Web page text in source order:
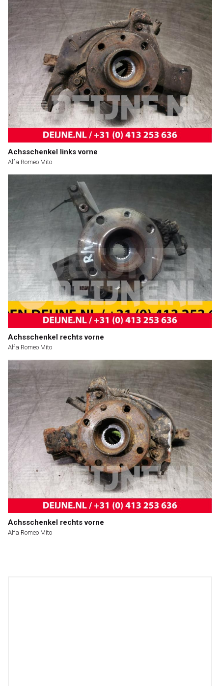
Achsschenkel links vorne
Alfa Romeo Mito
Achsschenkel rechts vorne
Alfa Romeo Mito
Achsschenkel rechts vorne
Alfa Romeo Mito